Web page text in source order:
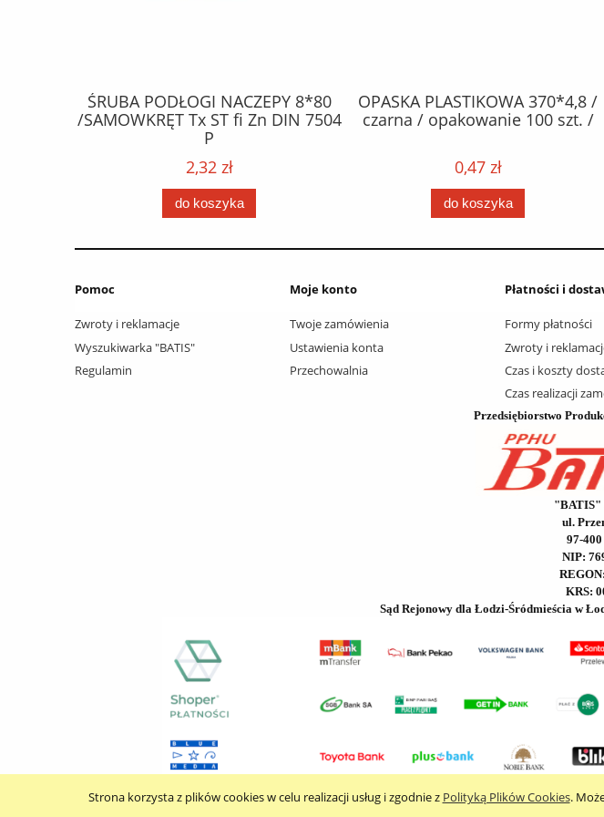
Strona korzysta z plików cookies w celu realizacji usług i zgodnie z Polityką Plików Cookies.
OPASKA PLASTIKOWA 370*4,8 /
czarna / opakowanie 100 szt. /
0,47 zł
do koszyka
ŻARÓWKA bosma-e / H7
halogenowa / 24V/70W / PX26d
5,90 zł
do koszyka
Pomoc
Zwroty i reklamacje
Wyszukiwarka "BATIS"
Regulamin
Moje konto
Twoje zamówienia
Ustawienia konta
Przechowalnia
Płatności i
Formy płatności
Zwroty i
Czas i koszty
Czas realizacji
Przedsiębiorstwo
"BATIS"
ul.
97-400
NIP:
KRS:
Sąd Rejonowy dla Łodzi-Śródmieścia w